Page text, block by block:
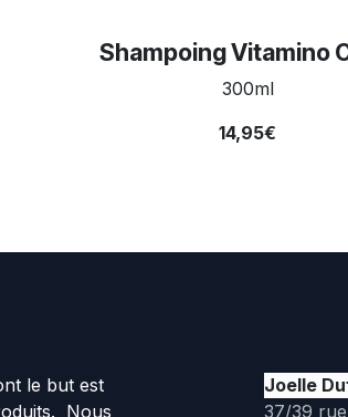
Shampoing Vitamino
300ml
14,95€
le but est
Nous
Joelle
37/39